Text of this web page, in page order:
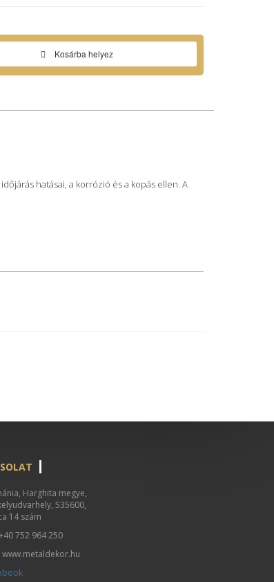
Kosárba helyez
hatásai, a korrózió és a kopás ellen. A
Harghita megye,
535600,
14 szám
752 964 250
www.metaldekor.hu